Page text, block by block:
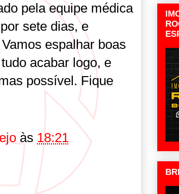
pela equipe médica
sete dias, e
espalhar boas
acabar logo, e
possível. Fique
às 18:21